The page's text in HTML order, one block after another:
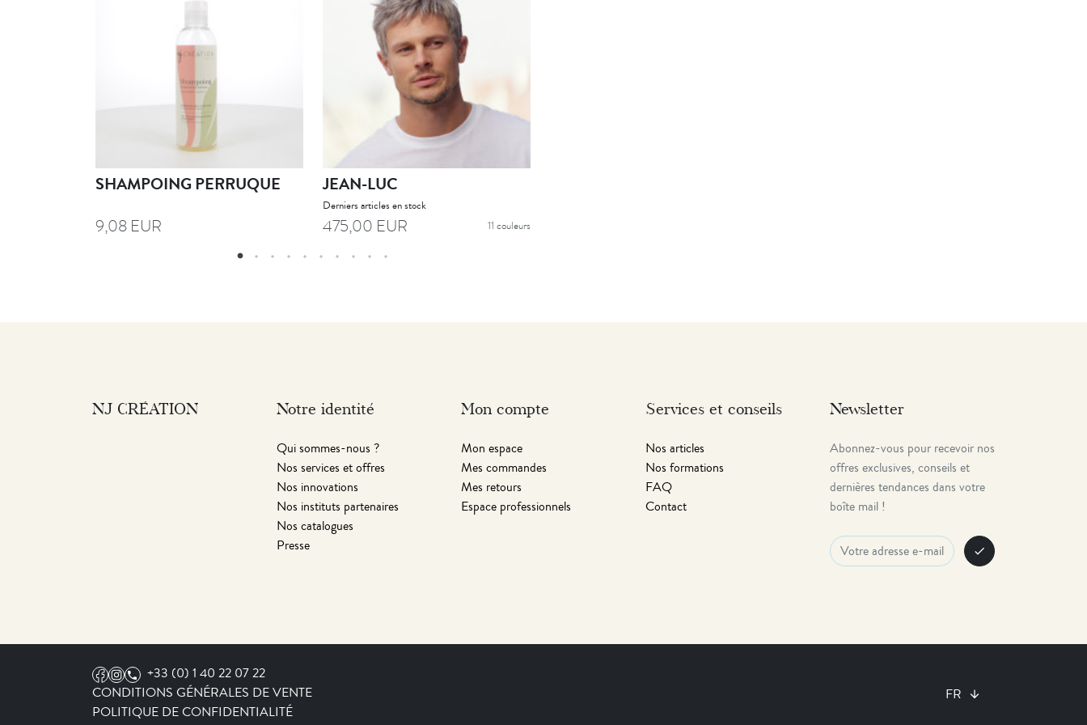
SHAMPOING PERRUQUE
9,08 EUR
JEAN-LUC
Derniers articles en stock
475,00 EUR 11 couleurs
NJ CRÉATION Notre identité
Qui sommes-nous ?
Nos services et offres
Nos innovations
Nos instituts partenaires
Nos catalogues
Presse
Mon compte
Mon espace
Mes commandes
Mes retours
Espace professionnels
Services et conseils
Nos articles
Nos formations
FAQ
Contact
Newsletter
Abonnez-vous pour recevoir nos
offres exclusives, conseils et
dernières tendances dans votre
boîte mail !
check
+33 (0) 1 40 22 07 22
CONDITIONS GÉNÉRALES DE VENTE
POLITIQUE DE CONFIDENTIALITÉ
FR